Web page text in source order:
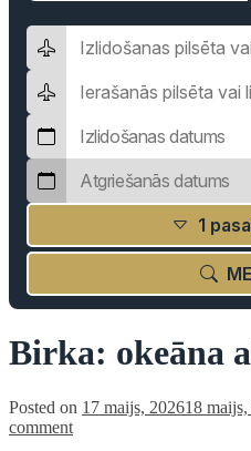
1
Birka: okeāna
Posted on 17 maijs, 202618
comment